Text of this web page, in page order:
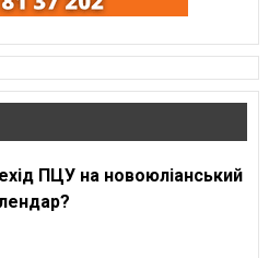
ПЦУ на новоюліанський